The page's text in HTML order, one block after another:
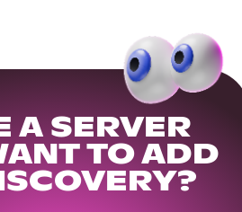
A SERVER
TO ADD